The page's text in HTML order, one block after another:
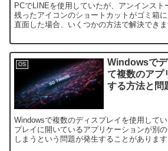
PCでLINEを使用していたが、アンインスト
残ったアイコンのショートカットがゴミ箱
直面した場合、いくつかの方法で解決できま
OS
Windowsで
て複数のアプ
する方法と問
Windowsで複数のディスプレイを使用して
プレイに開いているアプリケーションが別
しまうという問題が発生することがありま